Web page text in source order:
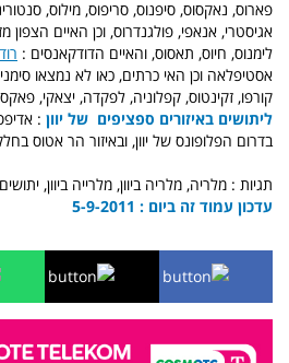
פארוס, נאקסוס, סיפנוס, סריפוס, מילוס,
אגיסטרי, אנאפי, פולגנדרוס, וכן האיים הצפון
לימנוס, חיוס, תאסוס, והאיים הדודקאנסים :
אסטיפלאה וכן האי כרתים, כאו לא נמצאו
קורפו, זקינטוס, קפלוניה, לפקדה, יצאקי,
ליתושים באיזורים ספציפים של יוון :
בדרום הפלופונס של יוון, ובאיזור הר אטוס
תגיות : מלריה, מלריה ביוון, מלרייה ביוון, יתושים
עדכון עמוד זה ביום : 5-9-2011